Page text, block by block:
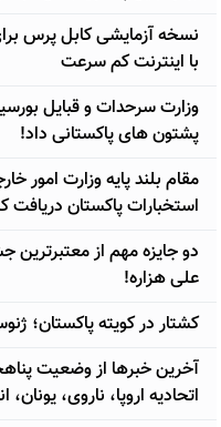
نسخه آزمایشی کابل پرس
با اینترنت کم سرعت
وزارت سرحدات و قبایل
پشتون های پاکستانی داد!
مقام بلند پایه وزارت امور
استخبارات پاکستان
دو جایزه مهم از معتبرترین
علی هزاره!
کشتار در کویته پاکستان؛
آخرین خبرها از وضعیت
اتحادیه اروپا، ناروی، یونان،